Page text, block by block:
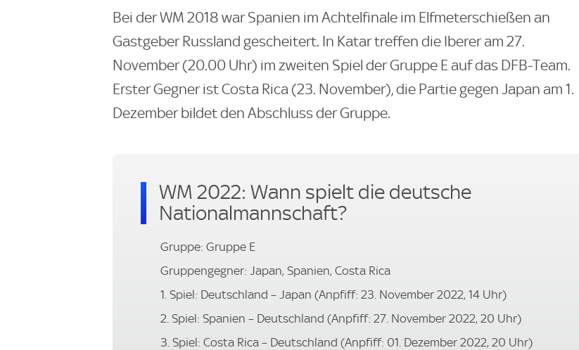
Bei der WM 2018 war Spanien im Achtelfinale im Elfmeterschießen an
Gastgeber Russland gescheitert. In Katar treffen die Iberer am 27.
November (20.00 Uhr) im zweiten Spiel der Gruppe E auf das DFB-Team.
Erster Gegner ist Costa Rica (23. November), die Partie gegen Japan am 1.
Dezember bildet den Abschluss der Gruppe.
WM 2022: Wann spielt die deutsche
Nationalmannschaft?
Gruppe: Gruppe E
Gruppengegner: Japan, Spanien, Costa Rica
1. Spiel: Deutschland – Japan (Anpfiff: 23. November 2022, 14 Uhr)
2. Spiel: Spanien – Deutschland (Anpfiff: 27. November 2022, 20 Uhr)
3. Spiel: Costa Rica – Deutschland (Anpfiff: 01. Dezember 2022, 20 Uhr)